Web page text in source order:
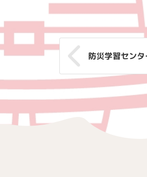
防災学習セン